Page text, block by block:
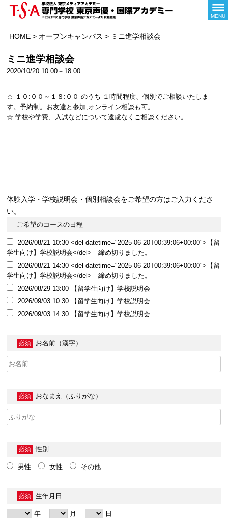
MENU
HOME> オープンキャンパス > ミニ進学相談会
ミニ進学相談会
2020/10/20 10:00－18:00
☆ １０:００～１８:００ のうち １時間程度、個別でご相談いたしま
す。予約制。お友達と参加,オンライン相談も可。
☆ 学校や学費、入試などについて遠慮なくご相談ください。
体験入学・学校説明会・個別相談会をご希望の方はご入力くださ
い。
ご希望のコースの日程
2026/08/21 10:30 <del datetime="2025-06-20T00:39:06+00:00">【留
学生向け】学校説明会</del> 締め切りました。
2026/08/21 14:30 <del datetime="2025-06-20T00:39:06+00:00">【留
学生向け】学校説明会</del> 締め切りました。
2026/08/29 13:00 【留学生向け】学校説明会
2026/09/03 10:30 【留学生向け】学校説明会
2026/09/03 14:30 【留学生向け】学校説明会
必須 お名前（漢字）
必須 おなまえ（ふりがな）
必須 性別
男性 女性 その他
必須 生年月日
年 月 日